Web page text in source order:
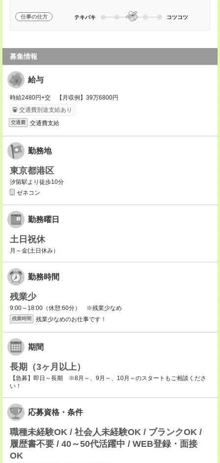
仕事の仕方 テキパキ コツコツ
募集情報
給与
時給2480円+交 【月収例】39万6800円
交通費別途支給あり
交通費 交通費支給
勤務地
東京都港区
汐留駅より徒歩10分
ゼネコン
勤務曜日
土日祝休
月～金(土日休み）
勤務時間
残業少
9:00～18:00（休憩:60分） ※残業少なめ
残業時間 残業少なめのお仕事です！
期間
長期（3ヶ月以上）
【急募】即日～長期 ※8月～、9月～、10月～のスタートもご相談くださ
い！
応募資格・条件
職種未経験OK / 社会人未経験OK / ブランクOK /
履歴書不要 / 40～50代活躍中 / WEB登録・面接
OK